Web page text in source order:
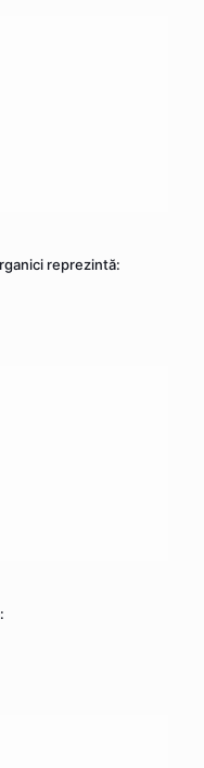
reprezintă: